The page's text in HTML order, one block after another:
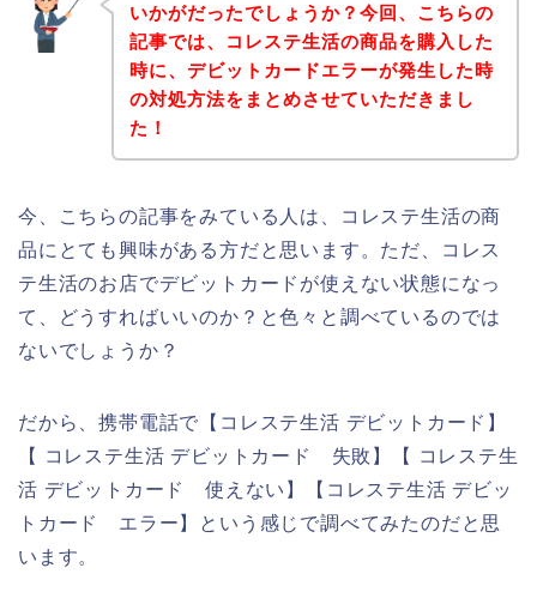
いかがだったでしょうか？今回、こちらの
記事では、コレステ生活の商品を購入した
時に、デビットカードエラーが発生した時
の対処方法をまとめさせていただきまし
た！
今、こちらの記事をみている人は、コレステ生活の商
品にとても興味がある方だと思います。ただ、コレス
テ生活のお店でデビットカードが使えない状態になっ
て、どうすればいいのか？と色々と調べているのでは
ないでしょうか？
だから、携帯電話で【コレステ生活 デビットカード】
【 コレステ生活 デビットカード 失敗】【 コレステ生
活 デビットカード 使えない】【コレステ生活 デビッ
トカード エラー】という感じで調べてみたのだと思
います。